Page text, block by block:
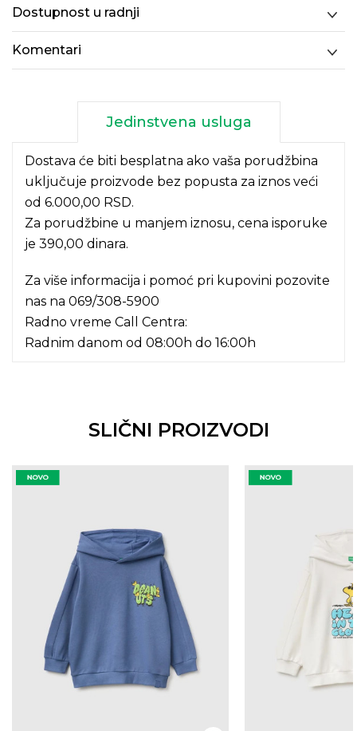
Dostupnost u radnji
Komentari
Jedinstvena usluga
Dostava će biti besplatna ako vaša porudžbina
uključuje proizvode bez popusta za iznos veći
od 6.000,00 RSD.
Za porudžbine u manjem iznosu, cena isporuke
je 390,00 dinara.
Za više informacija i pomoć pri kupovini pozovite
nas na 069/308-5900
Radno vreme Call Centra:
Radnim danom od 08:00h do 16:00h
SLIČNI PROIZVODI